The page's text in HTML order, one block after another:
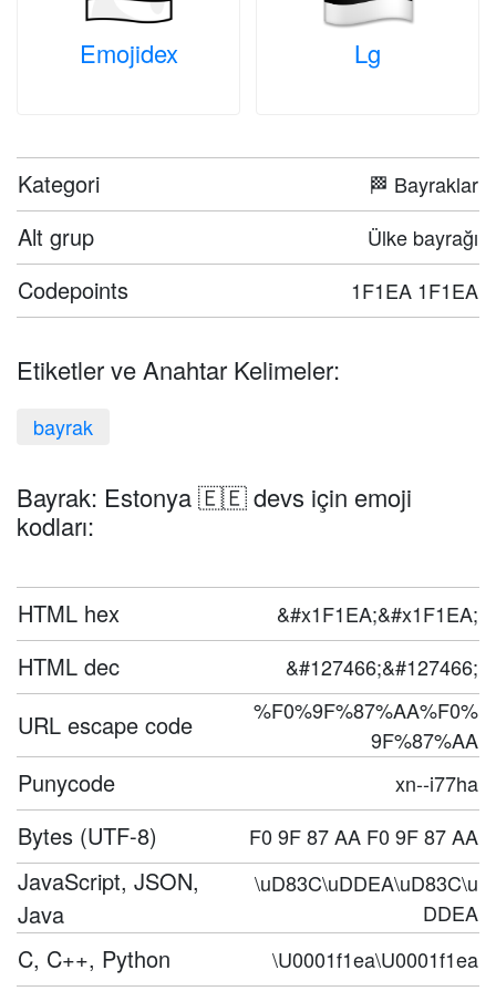
Emojidex Lg
Kategori 🏁 Bayraklar
Alt grup Ülke bayrağı
Codepoints 1F1EA 1F1EA
Etiketler ve Anahtar Kelimeler:
bayrak
Bayrak: Estonya 🇪🇪 devs için emoji
kodları:
HTML hex &#x1F1EA;&#x1F1EA;
HTML dec &#127466;&#127466;
URL escape code
%F0%9F%87%AA%F0%
9F%87%AA
Punycode xn--i77ha
Bytes (UTF-8) F0 9F 87 AA F0 9F 87 AA
JavaScript, JSON,
Java
\uD83C\uDDEA\uD83C\u
DDEA
C, C++, Python \U0001f1ea\U0001f1ea